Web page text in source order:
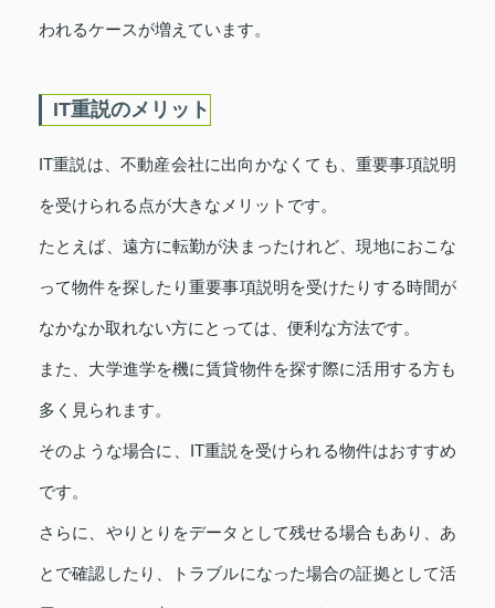
われるケースが増えています。
IT重説のメリット
IT重説は、不動産会社に出向かなくても、重要事項説明
を受けられる点が大きなメリットです。
たとえば、遠方に転勤が決まったけれど、現地におこな
って物件を探したり重要事項説明を受けたりする時間が
なかなか取れない方にとっては、便利な方法です。
また、大学進学を機に賃貸物件を探す際に活用する方も
多く見られます。
そのような場合に、IT重説を受けられる物件はおすすめ
です。
さらに、やりとりをデータとして残せる場合もあり、あ
とで確認したり、トラブルになった場合の証拠として活